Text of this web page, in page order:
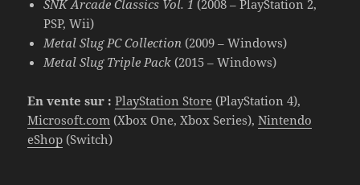
SNK Arcade Classics Vol. 1 (2008 – PlayStation 2,
PSP, Wii)
Metal Slug PC Collection (2009 – Windows)
Metal Slug Triple Pack (2015 – Windows)
En vente sur : PlayStation Store (PlayStation 4),
Microsoft.com (Xbox One, Xbox Series),Nintendo
eShop (Switch)